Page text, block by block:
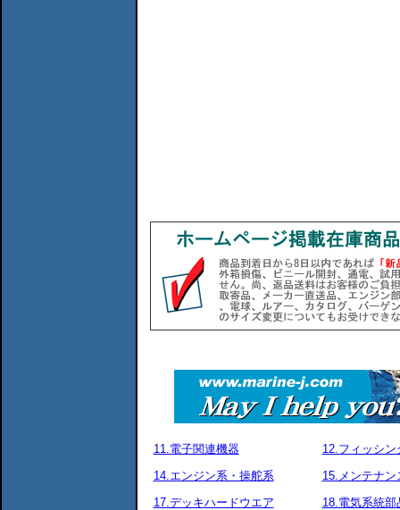
11.電子関連機器
12.フィッシン
14.エンジン系・操舵系
15.メンテナン
17.デッキハードウエア
18.電気系統部